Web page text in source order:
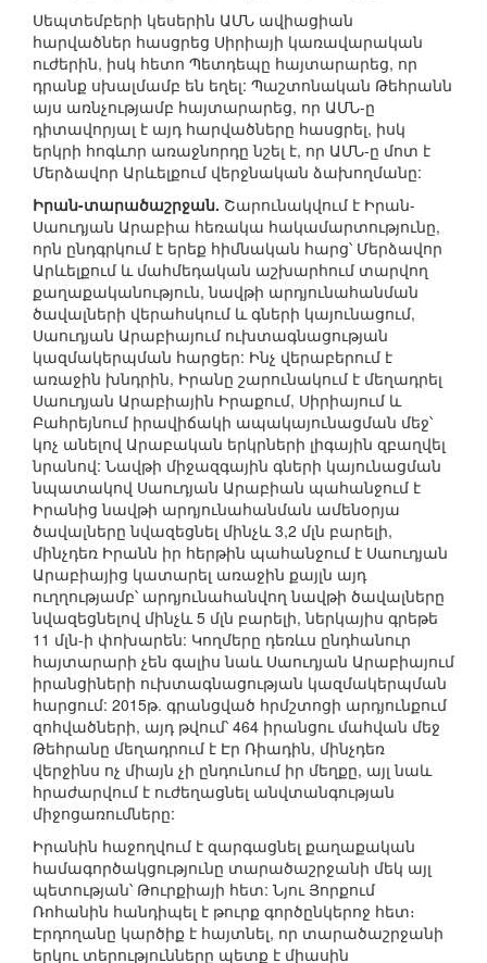
Սեպտեմբերի կեսերին ԱՄՆ ավիացիան
հարվածներ հասցրեց Սիրիայի կառավարական
ուժերին, իսկ հետո Պետդեպը հայտարարեց, որ
դրանք սխալմամբ են եղել: Պաշտոնական Թեհրանն
այս առնչությամբ հայտարարեց, որ ԱՄՆ-ը
դիտավորյալ է այդ հարվածները հասցրել, իսկ
երկրի հոգևոր առաջնորդը նշել է, որ ԱՄՆ-ը մոտ է
Մերձավոր Արևելքում վերջնական ձախողմանը:
Իրան-տարածաշրջան. Շարունակվում է Իրան-
Սաուդյան Արաբիա հեռակա հակամարտությունը,
որն ընդգրկում է երեք հիմնական հարց՝ Մերձավոր
Արևելքում և մահմեդական աշխարհում տարվող
քաղաքականություն, նավթի արդյունահանման
ծավալների վերահսկում և գների կայունացում,
Սաուդյան Արաբիայում ուխտագնացության
կազմակերպման հարցեր: Ինչ վերաբերում է
առաջին խնդրին, Իրանը շարունակում է մեղադրել
Սաուդյան Արաբիային Իրաքում, Սիրիայում և
Բահրեյնում իրավիճակի ապակայունացման մեջ՝
կոչ անելով Արաբական երկրների լիգային զբաղվել
նրանով: Նավթի միջազգային գների կայունացման
նպատակով Սաուդյան Արաբիան պահանջում է
Իրանից նավթի արդյունահանման ամենօրյա
ծավալները նվազեցնել մինչև 3,2 մլն բարելի,
մինչդեռ Իրանն իր հերթին պահանջում է Սաուդյան
Արաբիայից կատարել առաջին քայլն այդ
ուղղությամբ՝ արդյունահանվող նավթի ծավալները
նվազեցնելով մինչև 5 մլն բարելի, ներկայիս գրեթե
11 մլն-ի փոխարեն: Կողմերը դեռևս ընդհանուր
հայտարարի չեն գալիս նաև Սաուդյան Արաբիայում
իրանցիների ուխտագնացության կազմակերպման
հարցում: 2015թ. գրանցված հրմշտոցի արդյունքում
զոհվածների, այդ թվում՝ 464 իրանցու մահվան մեջ
Թեհրանը մեղադրում է Էր Ռիադին, մինչդեռ
վերջինս ոչ միայն չի ընդունում իր մեղքը, այլ նաև
հրաժարվում է ուժեղացնել անվտանգության
միջոցառումները:
Իրանին հաջողվում է զարգացնել քաղաքական
համագործակցությունը տարածաշրջանի մեկ այլ
պետության՝ Թուրքիայի հետ: Նյու Յորքում
Ռոհանին հանդիպել է թուրք գործընկերոջ հետ։
Էրդողանը կարծիք է հայտնել, որ տարածաշրջանի
երկու տերությունները պետք է միասին